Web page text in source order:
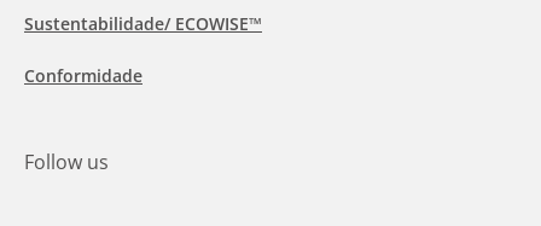
Sustentabilidade/ ECOWISE™
Conformidade
Follow us